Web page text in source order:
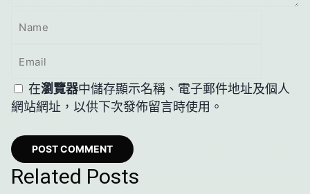
在瀏覽器中儲存顯示名稱、電子郵件地址及個人
網站網址，以供下次發佈留言時使用。
Related Posts